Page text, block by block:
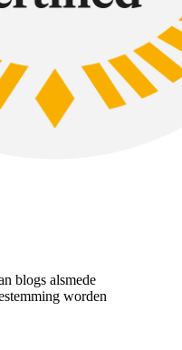
blogs alsmede
worden